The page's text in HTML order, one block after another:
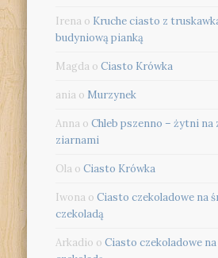
Irena o Kruche ciasto z
budyniową pianką
Magda oCiasto Krówka
ania o Murzynek
Anna oChleb pszenno – żytni na
ziarnami
Ola oCiasto Krówka
Iwona oCiasto czekoladowe na
czekoladą
Arkadio oCiasto czekoladowe